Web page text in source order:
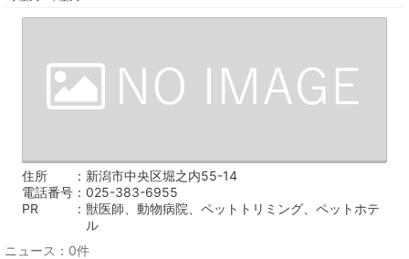
住所
新潟市中央区堀之内55-14
電話番号
025-383-6955
PR
獣医師、動物病院、ペットトリミング、ペットホテ
ル
ニュース：0件